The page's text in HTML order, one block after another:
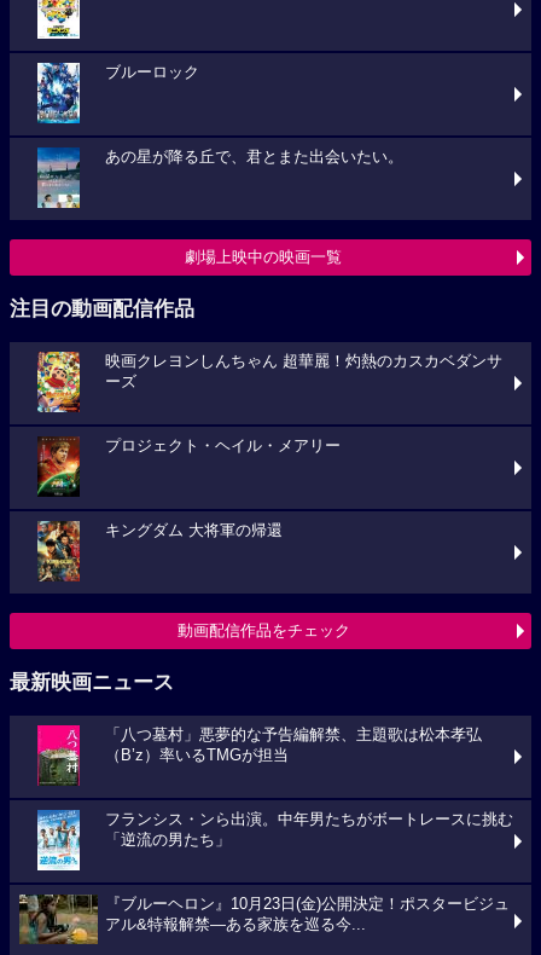
ブルーロック
あの星が降る丘で、君とまた出会いたい。
劇場上映中の映画一覧
注目の動画配信作品
映画クレヨンしんちゃん 超華麗！灼熱のカスカベダンサ
ーズ
プロジェクト・ヘイル・メアリー
キングダム 大将軍の帰還
動画配信作品をチェック
最新映画ニュース
「八つ墓村」悪夢的な予告編解禁、主題歌は松本孝弘
（B’z）率いるTMGが担当
フランシス・ンら出演。中年男たちがボートレースに挑む
「逆流の男たち」
『ブルーヘロン』10月23日(金)公開決定！ポスタービジュ
アル&特報解禁―ある家族を巡る今...